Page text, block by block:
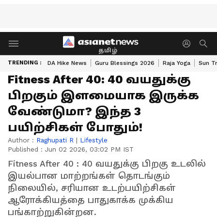
தமிழ்
TRENDING : DA Hike News Guru Blessings 2026 Raja Yoga Sun
Fitness After 40: 40 வயதுக்கு
பிறகும் இளமையாக இருக்க
வேண்டுமா? இந்த 3
பயிற்சிகள் போதும்!
Author : Raghupati R | Lifestyle
Published : Jun 02 2026, 03:02 PM IST
Fitness After 40 : 40 வயதுக்கு பிறகு உடலில்
இயல்பான மாற்றங்கள் தொடங்கும்
நிலையில், சரியான உடற்பயிற்சிகள்
ஆரோக்கியத்தை பாதுகாக்க முக்கிய
பங்காற்றுகின்றன.